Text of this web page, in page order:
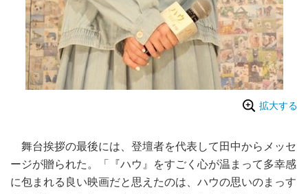
拡大する
舞台挨拶の最後には、登壇者を代表して田中からメッセ
ージが贈られた。「『ハウ』をすごく心が温まって多幸感
に包まれる良い映画だと思えたのは、ハウの思いのまっす